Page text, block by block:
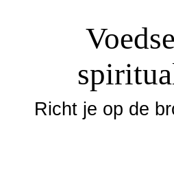
Richt je op de